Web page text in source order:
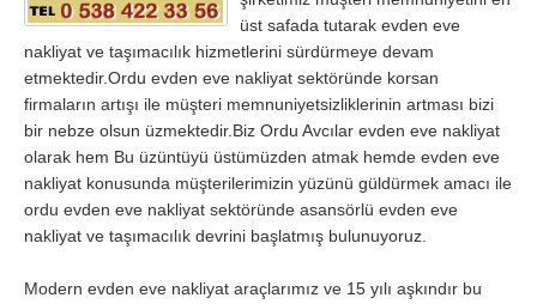
Sinop Sivas
Şanlıurfa Şırnak
Tekirdağ Tokat
Trabzon Tunceli
Uşak Van
Yalova Yozgat
Zonguldak
üst safada tutarak evden eve
nakliyat ve taşımacılık hizmetlerini sürdürmeye devam
etmektedir.Ordu evden eve nakliyat sektöründe korsan
firmaların artışı ile müşteri memnuniyetsizliklerinin artması bizi
bir nebze olsun üzmektedir.Biz Ordu Avcılar evden eve nakliyat
olarak hem Bu üzüntüyü üstümüzden atmak hemde evden eve
nakliyat konusunda müşterilerimizin yüzünü güldürmek amacı ile
ordu evden eve nakliyat sektöründe asansörlü evden eve
nakliyat ve taşımacılık devrini başlatmış bulunuyoruz.
Modern evden eve nakliyat araçlarımız ve 15 yılı aşkındır bu